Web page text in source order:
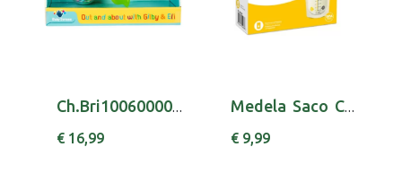
Ch.Bri10060000000 Baby Senses Gilby Eli
€ 16,99
Medela Saco Conserv Leite 180mlx25
€ 9,99